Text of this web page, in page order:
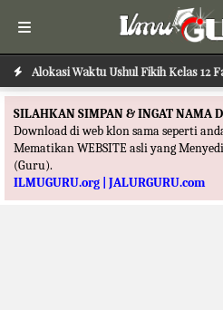
Alokasi Waktu Ushul Fikih Kelas
Alokasi Waktu Ilmu Tafsir Kelas
SILAHKAN SIMPAN & INGAT NAMA
Download di web klon sama seperti
Mematikan WEBSITE asli yang
(Guru).
ILMUGURU.org | JALURGURU.com